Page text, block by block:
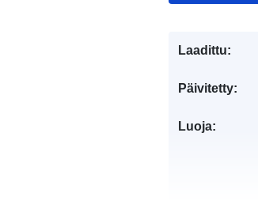
Laadittu:
Päivitetty:
Luoja: